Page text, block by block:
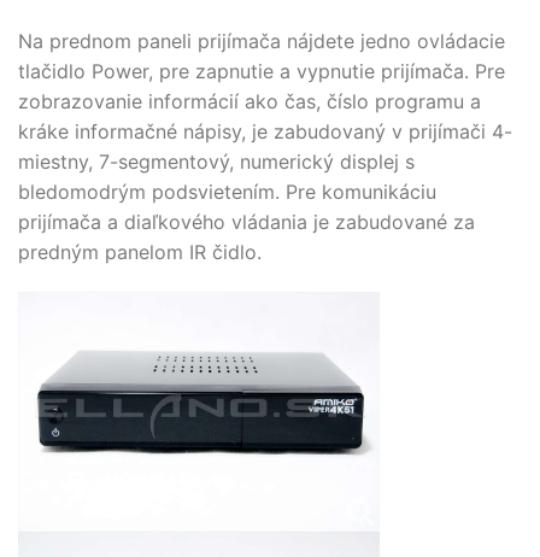
Na prednom paneli prijímača nájdete jedno ovládacie
tlačidlo Power, pre zapnutie a vypnutie prijímača. Pre
zobrazovanie informácií ako čas, číslo programu a
kráke informačné nápisy, je zabudovaný v prijímači 4-
miestny, 7-segmentový, numerický displej s
bledomodrým podsvietením. Pre komunikáciu
prijímača a diaľkového vládania je zabudované za
predným panelom IR čidlo.